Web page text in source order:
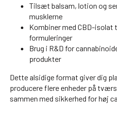
Tilsæt balsam, lotion og
musklerne
Kombiner med CBD-
formuleringer
Brug i R&D for
produkter
Dette alsidige format giver dig
producere flere enheder på
sammen med sikkerhed for høj